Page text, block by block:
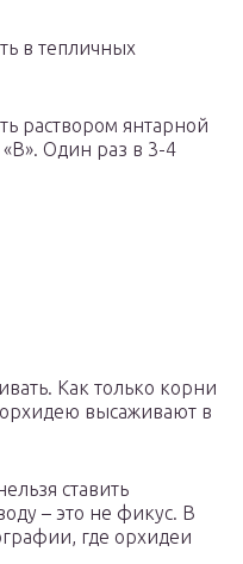
в тепличных
раствором янтарной
Один раз в 3-4
Как только корни
высаживают в
ставить
– это не фикус. В
где орхидеи